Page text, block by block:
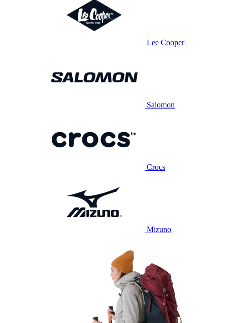
Lee Cooper
Salomon
Crocs
Mizuno